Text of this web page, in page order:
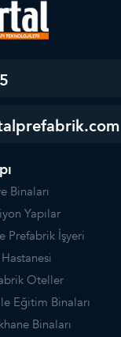
Binaları
Yapılar
Prefabrik İşyeri
Oteller
Eğitim Binaları
Binaları